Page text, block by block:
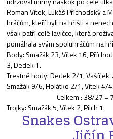
Roman Vítek, Lukáš Příchodský a
hráčům, kteří byli na hřišti a
však patří celé lavičce, která
pomáhala svým spoluhráčům na
Body: Smažák 23, Vítek 16,
3, Dedek 1.
Trestné hody: Dedek 2/1,
Smažák 9/6, Holátko 2/1, Vítek 4/4.
Celkem : 38/27 =
Trojky: Smažák 5, Vítek 2, Pilch 1.
Snakes